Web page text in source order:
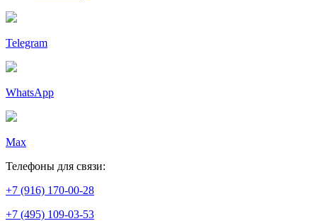
Telegram
WhatsApp
Max
Телефоны для связи:
+7 (916) 170-00-28
+7 (495) 109-03-53